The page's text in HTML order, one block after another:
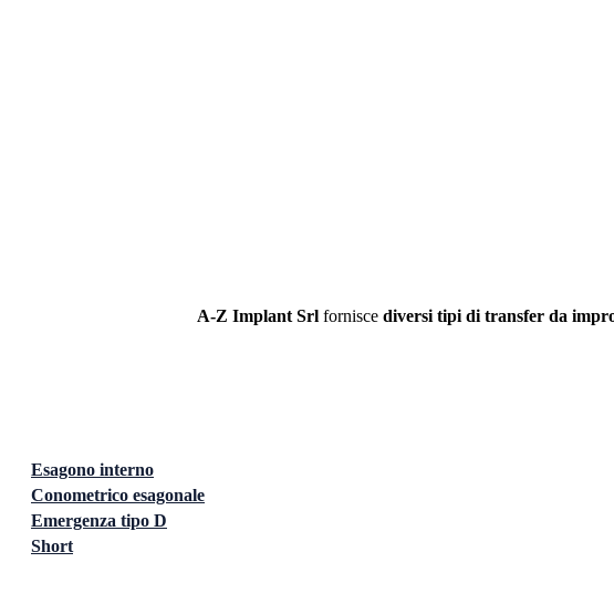
A-Z ImplantSrl forniscediversi tipi di transfer da
Esagono interno
Conometrico esagonale
Emergenza tipo D
Short